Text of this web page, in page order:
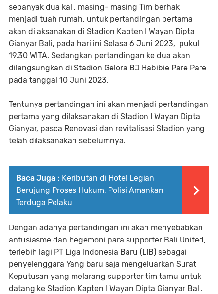
sebanyak dua kali, masing- masing Tim berhak
menjadi tuah rumah, untuk pertandingan pertama
akan dilaksanakan di Stadion Kapten I Wayan Dipta
Gianyar Bali, pada hari ini Selasa 6 Juni 2023, pukul
19.30 WITA. Sedangkan pertandingan ke dua akan
dilangsungkan di Stadion Gelora BJ Habibie Pare Pare
pada tanggal 10 Juni 2023.
Tentunya pertandingan ini akan menjadi pertandingan
pertama yang dilaksanakan di Stadion I Wayan Dipta
Gianyar, pasca Renovasi dan revitalisasi Stadion yang
telah dilaksanakan sebelumnya.
Baca Juga : Keributan di Hotel Legian
Berujung Proses Hukum, Polisi Amankan
Terduga Pelaku
Dengan adanya pertandingan ini akan menyebabkan
antusiasme dan hegemoni para supporter Bali United,
terlebih lagi PT Liga Indonesia Baru (LIB) sebagai
penyelenggara Yang baru saja mengeluarkan Surat
Keputusan yang melarang supporter tim tamu untuk
datang ke Stadion Kapten I Wayan Dipta Gianyar Bali.